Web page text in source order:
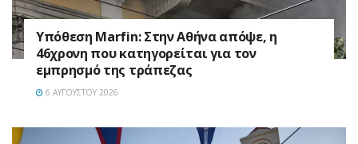
Υπόθεση Marfin: Στην Αθήνα απόψε, η
46χρονη που κατηγορείται για τον
εμπρησμό της τράπεζας
6 ΑΥΓΟΎΣΤΟΥ 2026